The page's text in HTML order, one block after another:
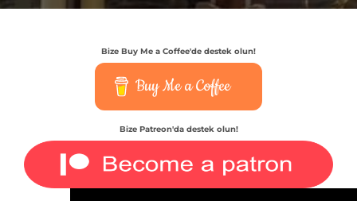
Bize Buy Me a Coffee'de destek olun!
Buy Me a Coffee
Bize Patreon'da destek olun!